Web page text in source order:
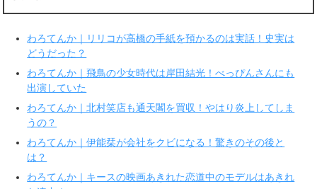
有
新
し
い
ウ
ン
ド
ウ
開
き
ま
)
ク
ッ
ク
し
て
だ
さ
い
新
ィ
ン
で
開
わろてんか｜リリコが高橋の手紙を預かるのは実話！史実は
どうだった？
わろてんか｜飛鳥の少女時代は岸田結光！べっぴんさんにも
出演していた
わろてんか｜北村笑店も通天閣を買収！やはり炎上してしま
うの？
わろてんか｜伊能栞が会社をクビになる！驚きのその後と
は？
わろてんか｜キースの映画あきれた恋道中のモデルはあきれ